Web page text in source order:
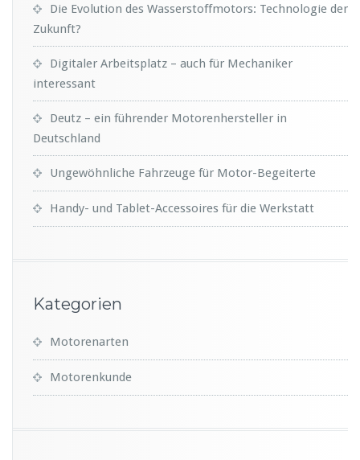
Die Evolution des Wasserstoffmotors: Technologie der
Zukunft?
Digitaler Arbeitsplatz – auch für Mechaniker
interessant
Deutz – ein führender Motorenhersteller in
Deutschland
Ungewöhnliche Fahrzeuge für Motor-Begeiterte
Handy- und Tablet-Accessoires für die Werkstatt
Kategorien
Motorenarten
Motorenkunde